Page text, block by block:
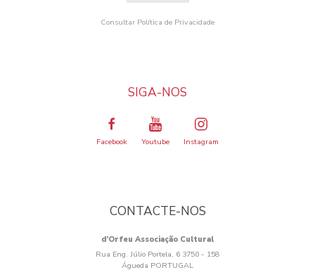
Consultar Política de Privacidade
SIGA-NOS
Facebook Youtube Instagram
CONTACTE-NOS
d’Orfeu Associação Cultural
Rua Eng. Júlio Portela, 6 3750 - 158
Águeda PORTUGAL